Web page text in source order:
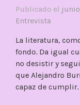
Publicado el
Entrevista
La literatura,
fondo. Da igual
no desistir y
que Alejandro
capaz de cumplir.